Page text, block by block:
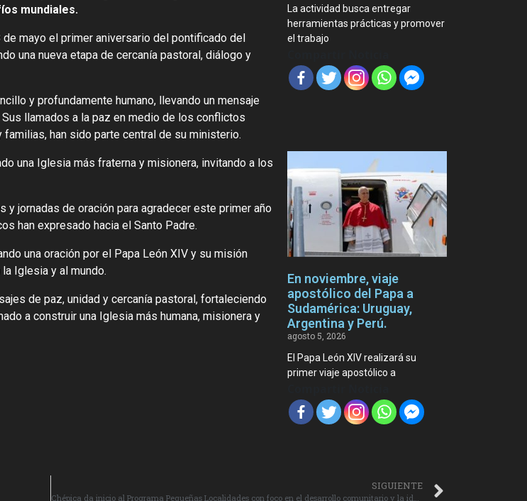
mundiales.
mayo el primer aniversario del pontificado del
una nueva etapa de cercanía pastoral, diálogo y
y profundamente humano, llevando un mensaje
llamados a la paz en medio de los conflictos
han sido parte central de su ministerio.
una Iglesia más fraterna y misionera, invitando a los
jornadas de oración para agradecer este primer año
han expresado hacia el Santo Padre.
una oración por el Papa León XIV y su misión
Iglesia y al mundo.
de paz, unidad y cercanía pastoral, fortaleciendo
a construir una Iglesia más humana, misionera y
La actividad busca entregar
herramientas prácticas y promover
el trabajo
En noviembre, viaje
apostólico del Papa a
Sudamérica: Uruguay,
Argentina y Perú.
agosto 5, 2026
El Papa León XIV realizará su
primer viaje apostólico a
SIGUIENTE